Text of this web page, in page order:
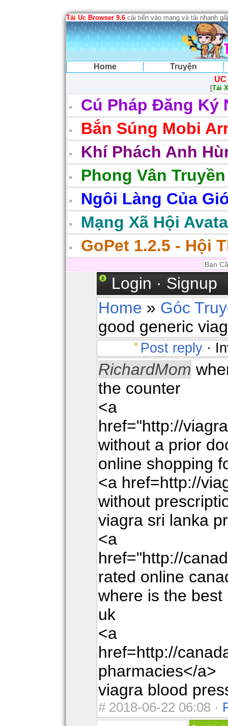
Tải Uc Browser 9.6 cải tiến vào mạng và tải nhanh
Home
Truyện
[Tải
Cú Pháp Đăng Ký
Bắn Súng Mobi
Khí Phách Anh
Phong Vân
Ngôi Làng Của
Mạng Xã Hội
GoPet 1.2.5 - Hội
Login · Signup
Home » Góc
good generic
Post reply ·
RichardMom
the counter
<a
href="http://
without a prior
online shopping
<a href=http://
without
viagra sri lanka
<a
href="http://
rated online
where is the
uk
<a
href=http://
pharmacies</a>
viagra blood
#2018-06-22 06:08 ·